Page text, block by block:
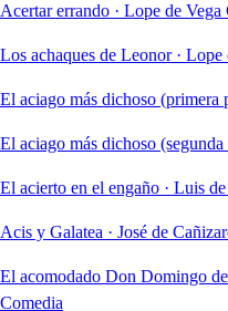
Acertar errando · Lope de Vega
Los achaques de Leonor · Lope
El aciago más dichoso (primera
El aciago más dichoso (segunda
El acierto en el engaño · Luis
Acis y Galatea · José de
El acomodado Don Domingo
Comedia